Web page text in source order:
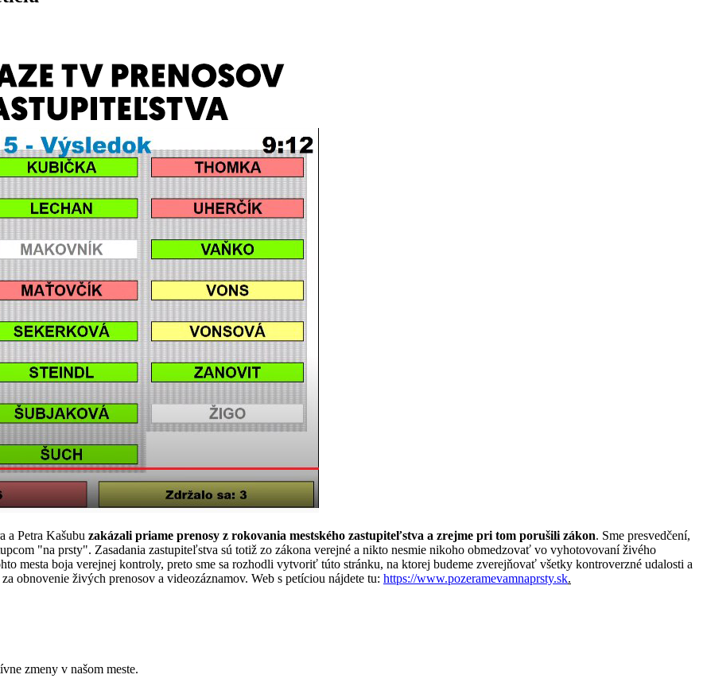
a Petra Kašubu zakázali priame prenosy z rokovania mestského zastupiteľstva a zrejme pri tom porušili zákon. Sme presvedčení,
"na prsty". Zasadania zastupiteľstva sú totiž zo zákona verejné a nikto nesmie nikoho obmedzovať vo vyhotovovaní živého
mesta boja verejnej kontroly, preto sme sa rozhodli vytvoriť túto stránku, na ktorej budeme zverejňovať všetky kontroverzné udalosti a
obnovenie živých prenosov a videozáznamov. Web s petíciou nájdete tu: https://www.pozeramevamnaprsty.sk.
zmeny v našom meste.